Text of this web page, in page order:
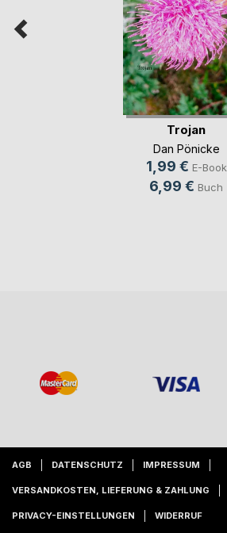
Trojan
Dan Pönicke
1,99 € E-Book
6,99 € Buch
AGB DATENSCHUTZ IMPRESSUM
VERSANDKOSTEN, LIEFERUNG & ZAHLUNG
PRIVACY-EINSTELLUNGEN WIDERRUF